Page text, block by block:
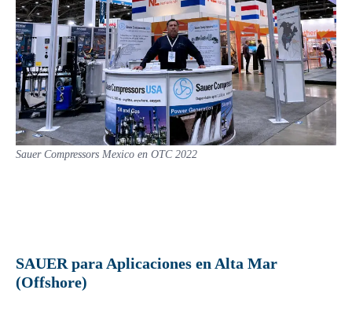
Sauer Compressors Mexico en OTC 2022
SAUER para Aplicaciones en Alta Mar
(Offshore)